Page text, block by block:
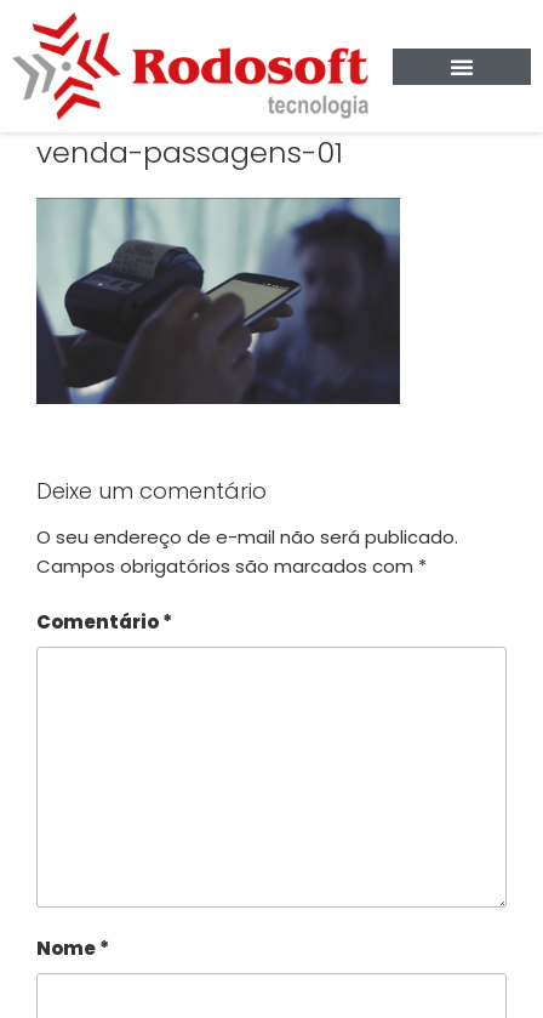
venda-passagens-01
Deixe um comentário
O seu endereço de e-mail não será publicado.
Campos obrigatórios são marcados com *
Comentário*
Nome*